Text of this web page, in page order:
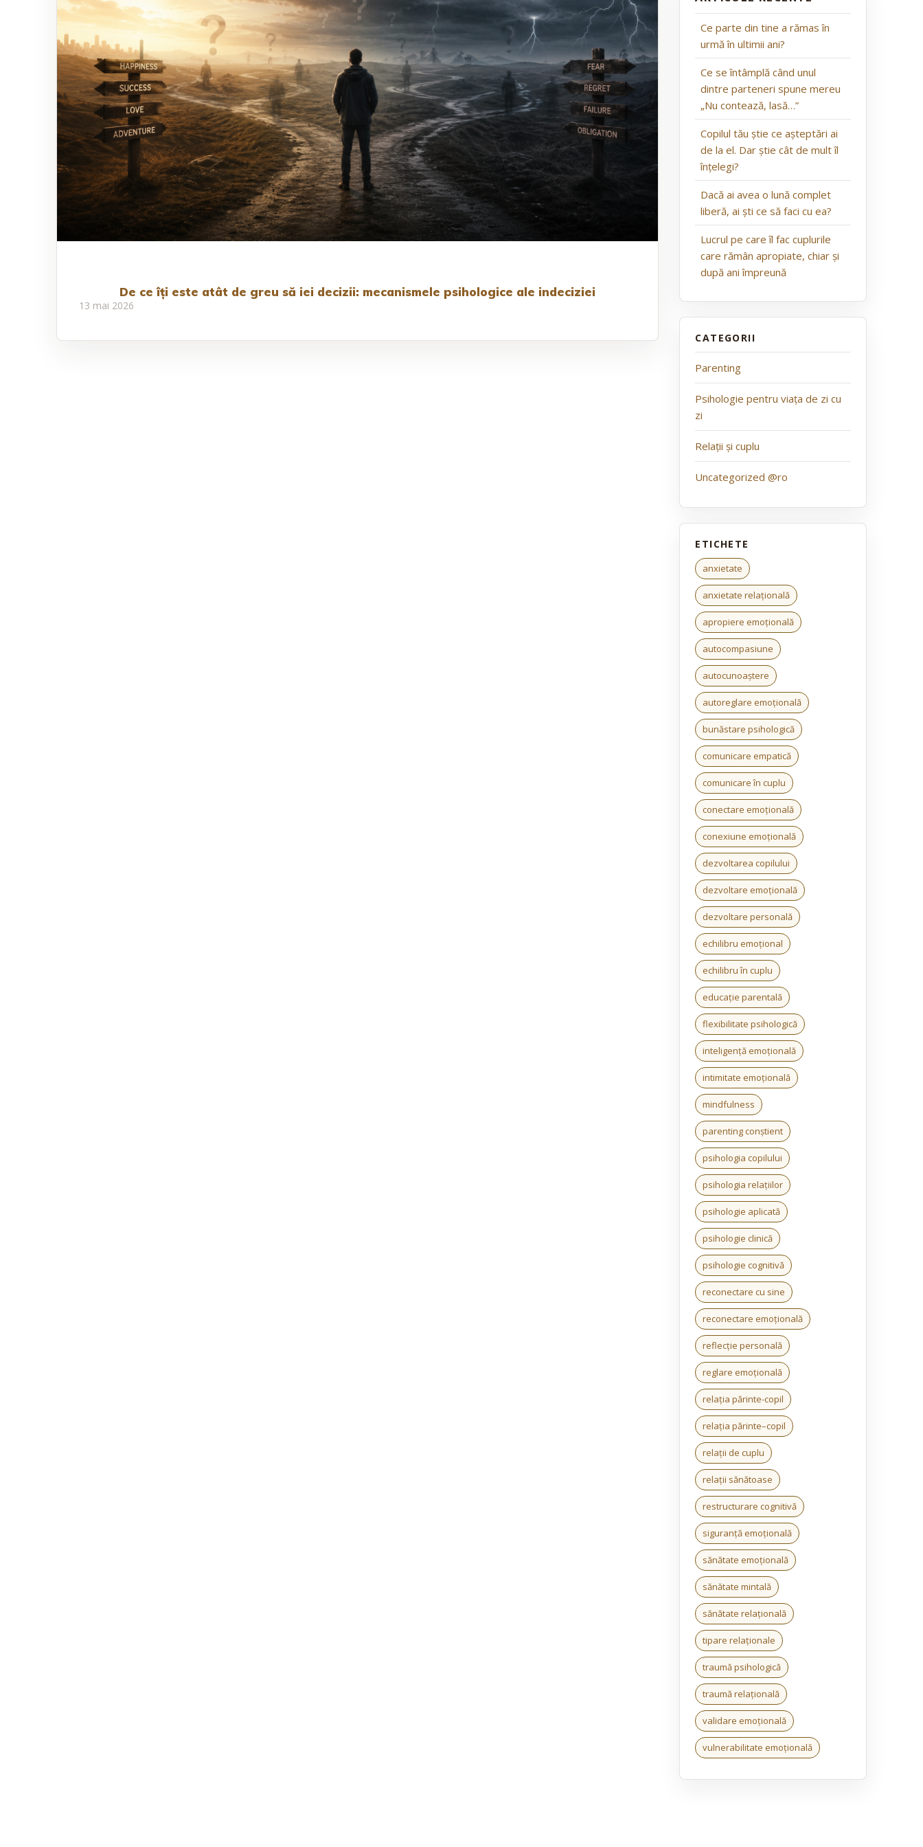
De ce îți este atât de greu să iei decizii: mecanismele psihologice ale indeciziei
13 mai 2026
Ce parte din tine a rămas în
urmă în ultimii ani?
Ce se întâmplă când unul
dintre parteneri spune mereu
„Nu contează, lasă…”
Copilul tău știe ce așteptări ai
de la el. Dar știe cât de mult îl
înțelegi?
Dacă ai avea o lună complet
liberă, ai ști ce să faci cu ea?
Lucrul pe care îl fac cuplurile
care rămân apropiate, chiar și
după ani împreună
Parenting
Psihologie pentru viața de zi cu
zi
Relații și cuplu
Uncategorized @ro
anxietate
anxietate relațională
apropiere emoțională
autocompasiune
autocunoaștere
autoreglare emoțională
bunăstare psihologică
comunicare empatică
comunicare în cuplu
conectare emoțională
conexiune emoțională
dezvoltarea copilului
dezvoltare emoțională
dezvoltare personală
echilibru emoțional
echilibru în cuplu
educație parentală
flexibilitate psihologică
inteligență emoțională
intimitate emoțională
mindfulness
parenting conștient
psihologia copilului
psihologia relațiilor
psihologie aplicată
psihologie clinică
psihologie cognitivă
reconectare cu sine
reconectare emoțională
reflecție personală
reglare emoțională
relația părinte-copil
relația părinte–copil
relații de cuplu
relații sănătoase
restructurare cognitivă
siguranță emoțională
sănătate emoțională
sănătate mintală
sănătate relațională
tipare relaționale
traumă psihologică
traumă relațională
validare emoțională
vulnerabilitate emoțională